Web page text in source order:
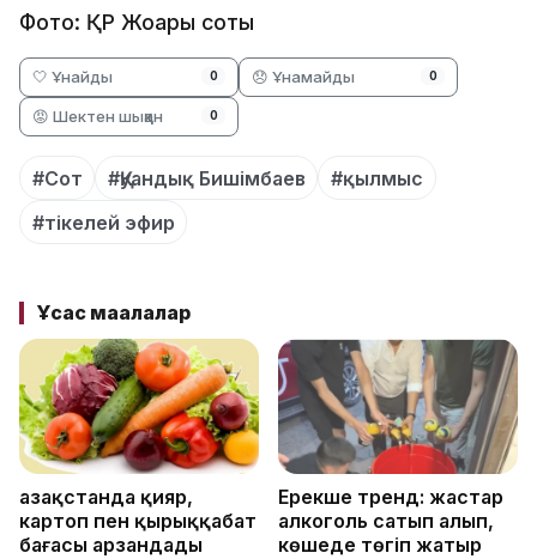
Фото: ҚР Жоғарғы соты
🤍 Ұнайды 0 😞 Ұнамайды 0
😡 Шектен шыққан 0
#Сот #Қуандық Бишімбаев
#қылмыс
#тікелей эфир
Ұқсас мақалалар
Қазақстанда қияр,
картоп пен қырыққабат
бағасы арзандады
Ерекше тренд: жастар
алкоголь сатып алып,
көшеде төгіп жатыр